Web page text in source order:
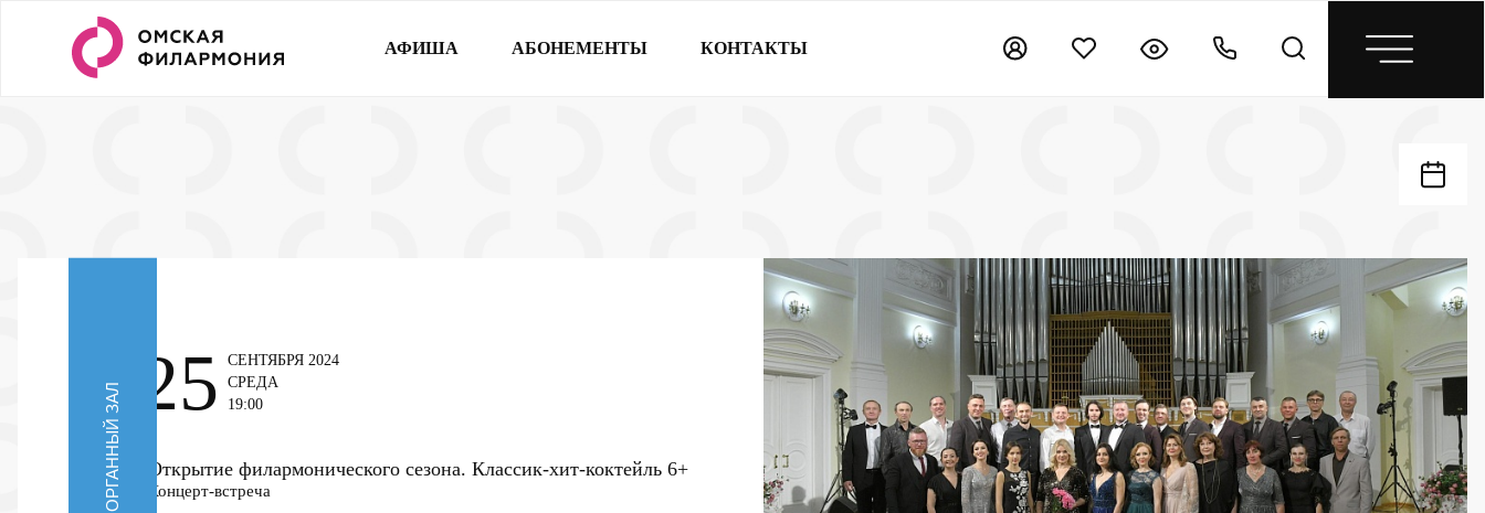
АФИША АБОНЕМЕНТЫ КОНТАКТЫ
ОРГАННЫЙ ЗАЛ Открытие филармонического сезона. Классик-хит-коктейль 6+
Концерт-встреча
25
СЕНТЯБРЯ 2024
СРЕДА
19:00